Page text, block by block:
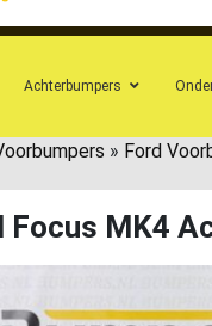
Achterbumpers
» Ford
Focus MK4